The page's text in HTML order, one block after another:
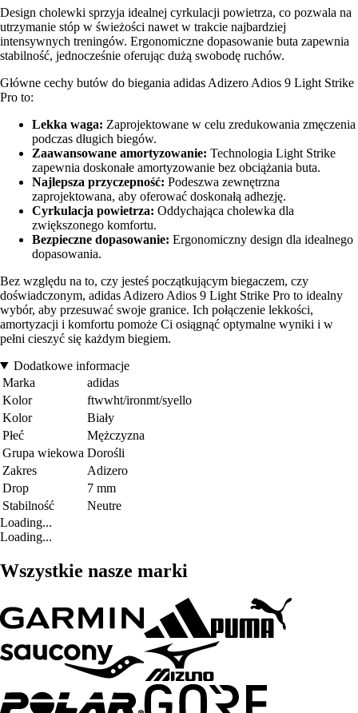
Design cholewki sprzyja idealnej cyrkulacji powietrza, co pozwala na
utrzymanie stóp w świeżości nawet w trakcie najbardziej
intensywnych treningów. Ergonomiczne dopasowanie buta zapewnia
stabilność, jednocześnie oferując dużą swobodę ruchów.
Główne cechy butów do biegania adidas Adizero Adios 9 Light Strike
Pro to:
Lekka waga: Zaprojektowane w celu zredukowania zmęczenia
podczas długich biegów.
Zaawansowane amortyzowanie: Technologia Light Strike
zapewnia doskonałe amortyzowanie bez obciążania buta.
Najlepsza przyczepność: Podeszwa zewnętrzna
zaprojektowana, aby oferować doskonałą adhezję.
Cyrkulacja powietrza: Oddychająca cholewka dla
zwiększonego komfortu.
Bezpieczne dopasowanie: Ergonomiczny design dla idealnego
dopasowania.
Bez względu na to, czy jesteś początkującym biegaczem, czy
doświadczonym, adidas Adizero Adios 9 Light Strike Pro to idealny
wybór, aby przesuwać swoje granice. Ich połączenie lekkości,
amortyzacji i komfortu pomoże Ci osiągnąć optymalne wyniki i w
pełni cieszyć się każdym biegiem.
Dodatkowe informacje
Marka
adidas
Kolor
ftwwht/ironmt/syello
Kolor
Biały
Płeć
Mężczyzna
Grupa wiekowa Dorośli
Zakres
Adizero
Drop
7 mm
Stabilność
Neutre
Loading...
Loading...
Wszystkie nasze marki